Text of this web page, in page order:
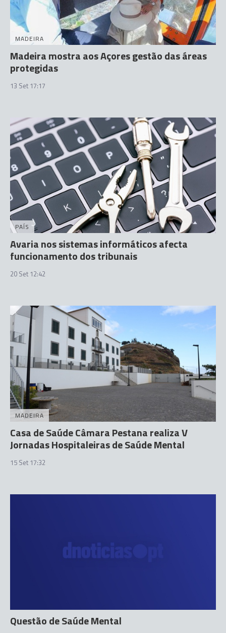
MADEIRA
Madeira mostra aos Açores gestão das áreas
protegidas
13 Set 17:17
PAÍS
Avaria nos sistemas informáticos afecta
funcionamento dos tribunais
20 Set 12:42
MADEIRA
Casa de Saúde Câmara Pestana realiza V
Jornadas Hospitaleiras de Saúde Mental
15 Set 17:32
Questão de Saúde Mental